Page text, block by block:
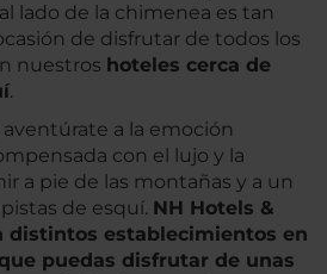
lado de la chimenea es tan
de disfrutar de todos los
nuestros hoteles cerca de
.
a la emoción
con el lujo y la
a pie de las montañas y a un
de esquí. NH Hotels &
distintos establecimientos en
puedas disfrutar de unas